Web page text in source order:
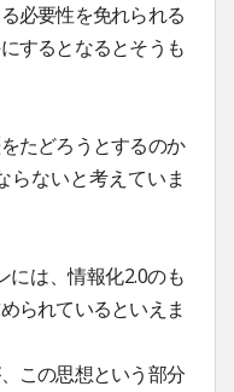
必要性を免れられる
するとなるとそうも
たどろうとするのか
らないと考えていま
は、情報化2.0のも
られているといえま
この思想という部分